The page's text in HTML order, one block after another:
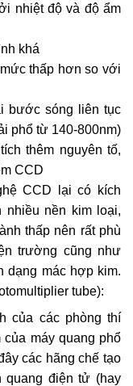
nhiệt độ và độ ẩm
khá
thấp hơn so với
bước sóng liên tục
phổ từ 140-800nm)
thêm nguyên tố,
CCD
CCD lại có kích
nền kim loại,
thấp nên rất phù
trường cũng như
dạng mác hợp kim.
tube):
của các phòng thí
máy quang phổ
các hãng chế tạo
quang điện tử (hay